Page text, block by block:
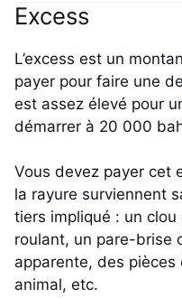
Excess
L’excess est un
payer pour faire une
est assez élevé pour
démarrer à 20 000
Vous devez payer cet
la rayure surviennent
tiers impliqué : un
roulant, un pare-brise
apparente, des pièces
animal, etc.